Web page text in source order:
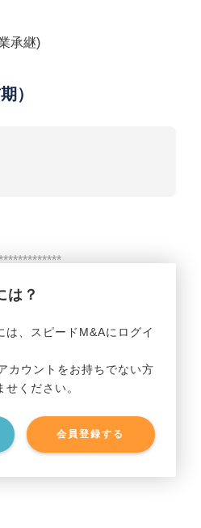
承継)
）
は？
は、スピードM&Aにログイ
カウントをお持ちでない方
ください。
会員登録する